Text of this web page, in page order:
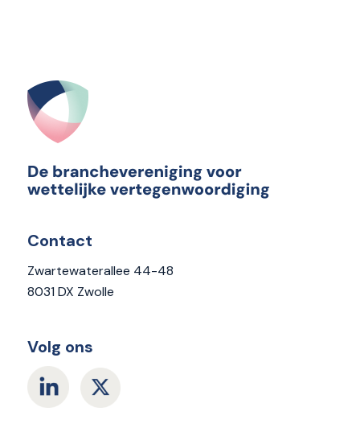
Contact
Zwartewaterallee 44-48
8031 DX Zwolle
Volg ons